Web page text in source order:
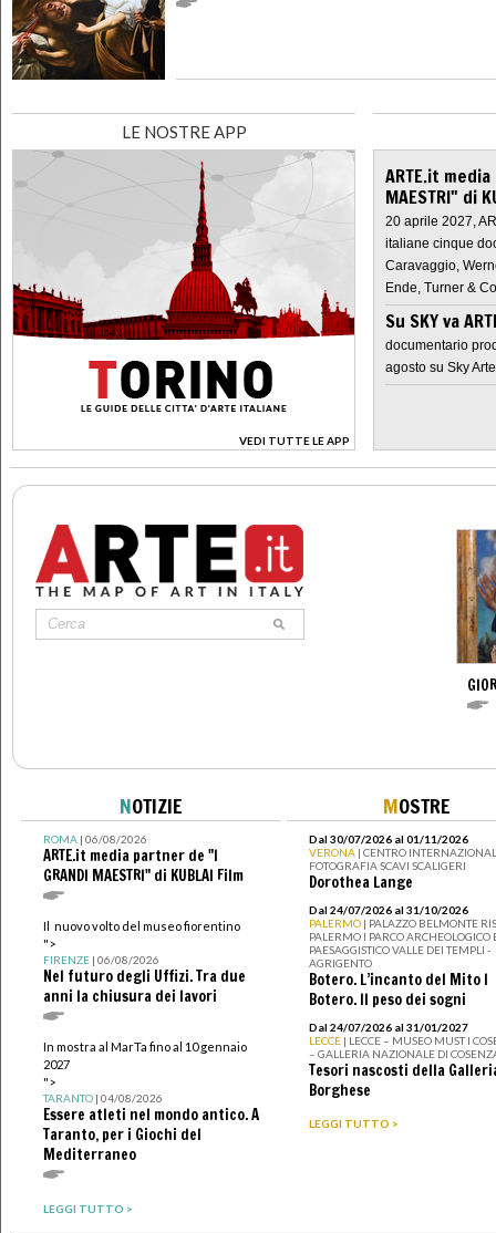
LE NOSTRE APP
VEDI TUTTE LE APP
>
ARTE.it
MAESTRI" di
20 aprile 2027,
italiane cinque
Caravaggio,
Ende, Turner &
Su SKY va
documentario
agosto su Sky Arte
NOTIZIE
ROMA| 06/08/2026
ARTE.it media partner de "I
GRANDI MAESTRI" di KUBLAI Film
Il nuovo volto del museo fiorentino
">
FIRENZE| 06/08/2026
Nel futuro degli Uffizi. Tra due
anni la chiusura dei lavori
In mostra al MarTa fino al 10 gennaio
2027
">
TARANTO| 04/08/2026
Essere atleti nel mondo antico. A
Taranto, per i Giochi del
Mediterraneo
LEGGI TUTTO >
MOSTRE
Dal 30/07/2026 al 01/11/2026
VERONA | CENTRO
FOTOGRAFIA SCAVI SCALIGERI
Dorothea Lange
Dal 24/07/2026 al 31/10/2026
PALERMO | PALAZZO BELMONTE
PALERMO I PARCO ARCHEOLOGICO
PAESAGGISTICO VALLE DEI TEMPLI -
AGRIGENTO
Botero. L’incanto del Mito I
Botero. Il peso dei sogni
Dal 24/07/2026 al 31/01/2027
LECCE | LECCE – MUSEO MUST I
– GALLERIA NAZIONALE DI
Tesori nascosti della
Borghese
LEGGI TUTTO >